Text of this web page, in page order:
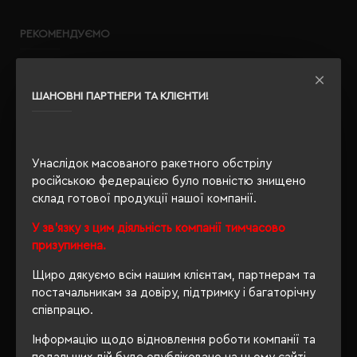
ШАНОВНІ ПАРТНЕРИ ТА КЛІЄНТИ!
Унаслідок масованого ракетного обстрілу
російською федерацією було повністю знищено
склад готової продукції нашої компанії.
У зв'язку з цим діяльність компанії тимчасово
призупинена.
Щиро дякуємо всім нашим клієнтам, партнерам та
постачальникам за довіру, підтримку і багаторічну
співпрацю.
Інформацію щодо відновлення роботи компанії та
РЕКОМЕНДУЄМО